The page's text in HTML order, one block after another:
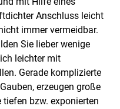
Anschluss leicht
immer vermeidbar.
Sie lieber wenige
leichter mit
Gerade komplizierte
erzeugen große
bzw. exponierten